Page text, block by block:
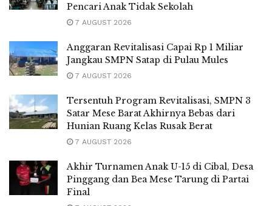
Pencari Anak Tidak Sekolah
7 AUGUST 2026
Anggaran Revitalisasi Capai Rp 1 Miliar
Jangkau SMPN Satap di Pulau Mules
7 AUGUST 2026
Tersentuh Program Revitalisasi, SMPN 3
Satar Mese Barat Akhirnya Bebas dari
Hunian Ruang Kelas Rusak Berat
7 AUGUST 2026
Akhir Turnamen Anak U-15 di Cibal, Desa
Pinggang dan Bea Mese Tarung di Partai
Final